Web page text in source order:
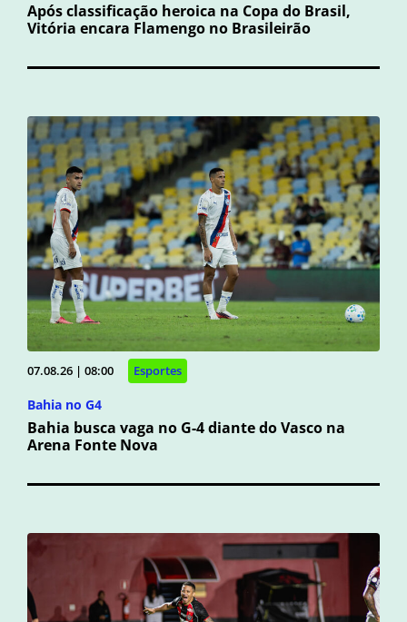
Após classificação heroica na Copa do Brasil,
Vitória encara Flamengo no Brasileirão
07.08.26 | 08:00 Esportes
Bahia no G4
Bahia busca vaga no G-4 diante do Vasco na
Arena Fonte Nova